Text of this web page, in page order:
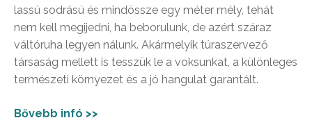
lassú sodrású és mindössze egy méter mély, tehát
nem kell megijedni, ha beborulunk, de azért száraz
váltóruha legyen nálunk. Akármelyik túraszervező
társaság mellett is tesszük le a voksunkat, a különleges
természeti környezet és a jó hangulat garantált.
Bővebb infó >>